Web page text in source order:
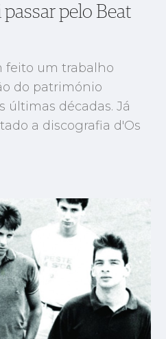
pelo Beat
feito um trabalho
do património
últimas décadas. Já
a discografia d'Os